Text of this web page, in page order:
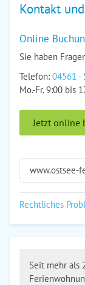
Kontakt
Online
Sie haben
Telefon: 04561 -
Mo.-Fr. 9:00 bis
Jetzt online
www.ostsee-
Rechtliches
Seit mehr als